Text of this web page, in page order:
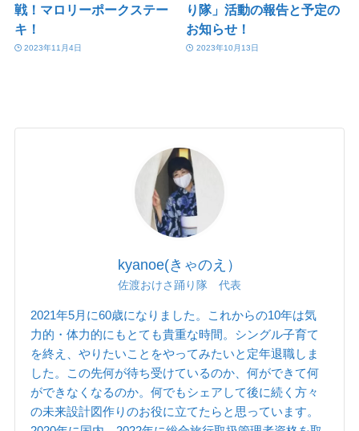
戦！マロリーポークステー
キ！
2023年11月4日
り隊」活動の報告と予定の
お知らせ！
2023年10月13日
kyanoe(きゃのえ）
佐渡おけさ踊り隊 代表
2021年5月に60歳になりました。これからの10年は気
力的・体力的にもとても貴重な時間。シングル子育て
を終え、やりたいことをやってみたいと定年退職しま
した。この先何が待ち受けているのか、何ができて何
ができなくなるのか。何でもシェアして後に続く方々
の未来設計図作りのお役に立てたらと思っています。